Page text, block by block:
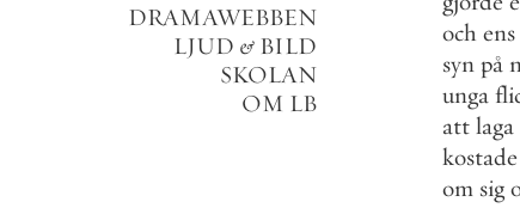
DRAMAWEBBEN
LJUD & BILD
SKOLAN
OM LB
och ens
syn på
unga
att laga
kostade
om sig